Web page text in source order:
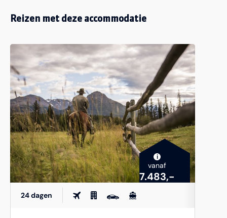
Reizen met deze accommodatie
i
vanaf
7.483,-
24 dagen